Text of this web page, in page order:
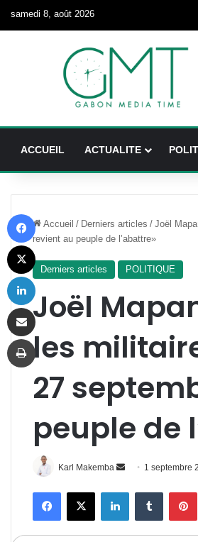
samedi 8, août 2026
ACCUEIL ACTUALITE
Accueil / Derniers articles / Joël
revient au peuple de l’abattre»
Derniers articles POLITIQUE
Joël
les
27
peuple de
Karl Makemba
Envoyer
courriel
1 septembre
FacebookX LinkedinTumblr
X
Linkedin
Partager par email
Imprimer